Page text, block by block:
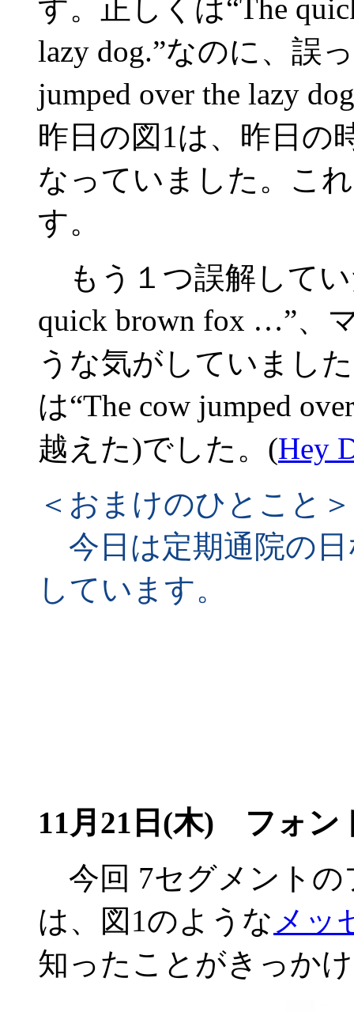
す。正しくは“The
lazy dog.”なのに、誤
jumped over the lazy
昨日の図1は、昨日の
なっていました。こ
す。
もう１つ誤解してい
quick brown fox …”、
うな気がしていまし
は“The cow jumped
越えた)でした。(Hey
＜おまけのひとこと＞
今日は定期通院の
しています。
11月21日(木) フォン
今回 7セグメントの
は、図1のような メッ
知ったことがきっか